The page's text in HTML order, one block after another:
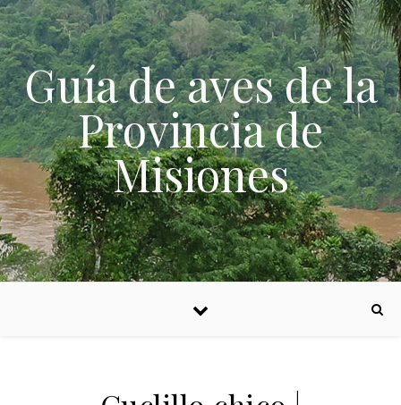
Skip to content
Guía de aves de la
Provincia de
Misiones